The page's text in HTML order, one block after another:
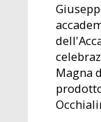
Magna